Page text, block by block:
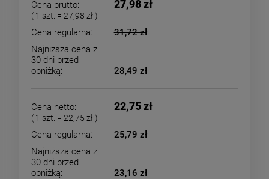
Cena brutto: 27,98 zł
( 1 szt. = 27,98 zł)
Cena regularna:
31,72 zł
Najniższa cena z
30 dni przed
obniżką:
28,49 zł
Cena netto: 22,75 zł
( 1 szt. = 22,75 zł)
Cena regularna:
25,79 zł
Najniższa cena z
30 dni przed
obniżką:
23,16 zł